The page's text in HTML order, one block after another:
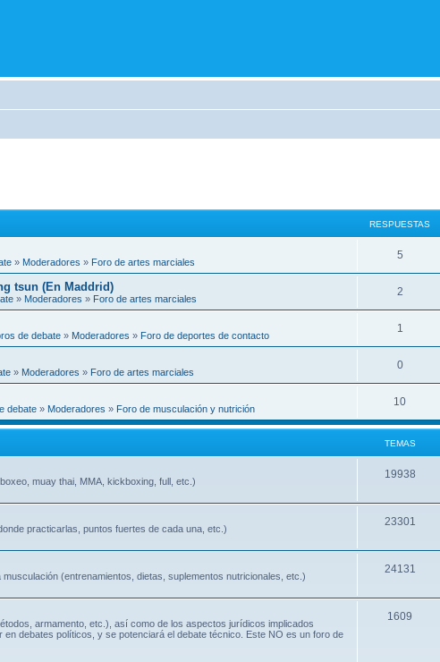
RESPUESTAS
» Moderadores » Foro de artes marciales
5
tsun (En Maddrid)
» Moderadores » Foro de artes marciales
2
de debate » Moderadores » Foro de deportes de contacto
1
» Moderadores » Foro de artes marciales
0
debate » Moderadores » Foro de musculación y nutrición
10
TEMAS
muay thai, MMA, kickboxing, full, etc.)
19938
practicarlas, puntos fuertes de cada una, etc.)
23301
(entrenamientos, dietas, suplementos nutricionales, etc.)
24131
armamento, etc.), así como de los aspectos jurídicos implicados
debates políticos, y se potenciará el debate técnico. Este NO es un foro de
1609